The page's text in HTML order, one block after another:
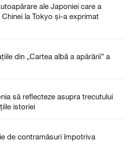
ale Japoniei care a
la Tokyo și-a exprimat
din „Cartea albă a apărării” a
să reflecteze asupra trecutului
istoriei
de contramăsuri împotriva